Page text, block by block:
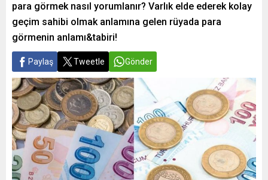
para görmek nasıl yorumlanır? Varlık elde ederek kolay
geçim sahibi olmak anlamına gelen rüyada para
görmenin anlamı&tabiri!
Paylaş Tweetle Gönder